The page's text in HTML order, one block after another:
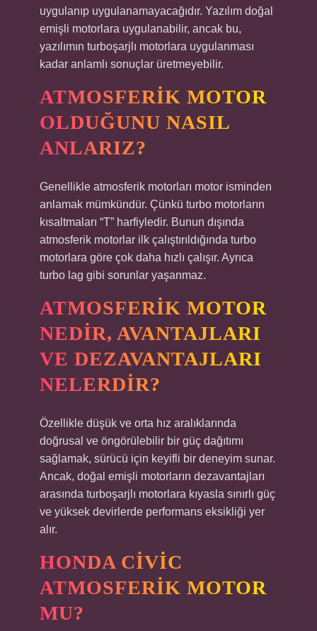
uygulanıp uygulanamayacağıdır. Yazılım doğal
emişli motorlara uygulanabilir, ancak bu,
yazılımın turboşarjlı motorlara uygulanması
kadar anlamlı sonuçlar üretmeyebilir.
ATMOSFERIK MOTOR
OLDUĞUNU NASIL
ANLARIZ?
Genellikle atmosferik motorları motor isminden
anlamak mümkündür. Çünkü turbo motorların
kısaltmaları “T” harfiyledir. Bunun dışında
atmosferik motorlar ilk çalıştırıldığında turbo
motorlara göre çok daha hızlı çalışır. Ayrıca
turbo lag gibi sorunlar yaşanmaz.
ATMOSFERIK MOTOR
NEDIR, AVANTAJLARI
VE DEZAVANTAJLARI
NELERDIR?
Özellikle düşük ve orta hız aralıklarında
doğrusal ve öngörülebilir bir güç dağıtımı
sağlamak, sürücü için keyifli bir deneyim sunar.
Ancak, doğal emişli motorların dezavantajları
arasında turboşarjlı motorlara kıyasla sınırlı güç
ve yüksek devirlerde performans eksikliği yer
alır.
HONDA CIVIC
ATMOSFERIK MOTOR
MU?